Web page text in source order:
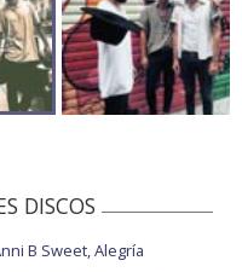
DISCOS
B Sweet, Alegría